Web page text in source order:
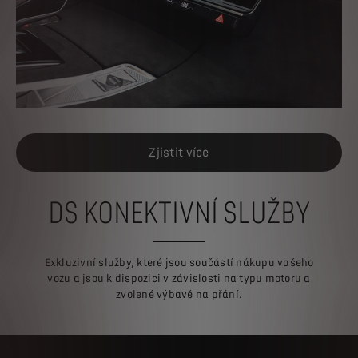
Zjistit více
DS KONEKTIVNÍ SLUŽBY
Exkluzivní služby, které jsou součástí nákupu vašeho
vozu a jsou k dispozici v závislosti na typu motoru a
zvolené výbavě na přání.